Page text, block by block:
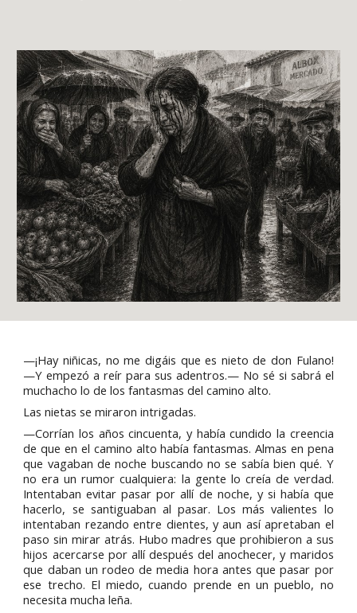
—¡Hay niñicas, no me digáis que es nieto de don Fulano!
—Y empezó a reír para sus adentros.— No sé si sabrá el
muchacho lo de los fantasmas del camino alto.
Las nietas se miraron intrigadas.
—Corrían los años cincuenta, y había cundido la creencia
de que en el camino alto había fantasmas. Almas en pena
que vagaban de noche buscando no se sabía bien qué. Y
no era un rumor cualquiera: la gente lo creía de verdad.
Intentaban evitar pasar por allí de noche, y si había que
hacerlo, se santiguaban al pasar. Los más valientes lo
intentaban rezando entre dientes, y aun así apretaban el
paso sin mirar atrás. Hubo madres que prohibieron a sus
hijos acercarse por allí después del anochecer, y maridos
que daban un rodeo de media hora antes que pasar por
ese trecho. El miedo, cuando prende en un pueblo, no
necesita mucha leña.